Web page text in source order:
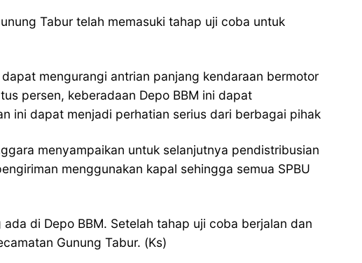
Tabur telah memasuki tahap uji coba untuk
mengurangi antrian panjang kendaraan bermotor
persen, keberadaan Depo BBM ini dapat
ini dapat menjadi perhatian serius dari berbagai pihak
menyampaikan untuk selanjutnya pendistribusian
menggunakan kapal sehingga semua SPBU
di Depo BBM. Setelah tahap uji coba berjalan dan
Gunung Tabur. (Ks)